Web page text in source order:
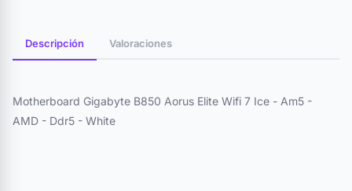
Descripción Valoraciones
Motherboard Gigabyte B850 Aorus Elite Wifi 7 Ice - Am5 -
AMD - Ddr5 - White